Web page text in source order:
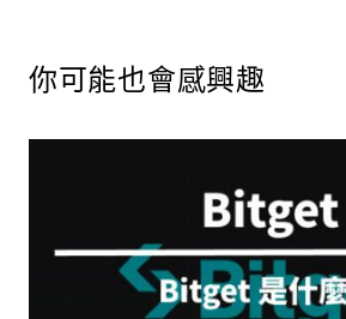
你可能也會感興趣